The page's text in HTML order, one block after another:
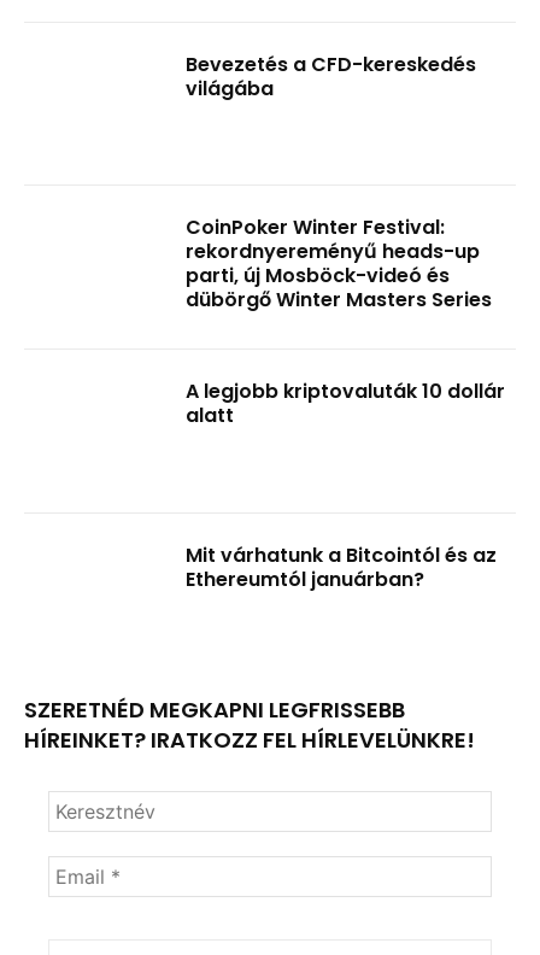
Bevezetés a CFD-kereskedés
világába
CoinPoker Winter Festival:
rekordnyereményű heads-up
parti, új Mosböck-videó és
dübörgő Winter Masters Series
A legjobb kriptovaluták 10 dollár
alatt
Mit várhatunk a Bitcointól és az
Ethereumtól januárban?
SZERETNÉD MEGKAPNI LEGFRISSEBB
HÍREINKET? IRATKOZZ FEL HÍRLEVELÜNKRE!